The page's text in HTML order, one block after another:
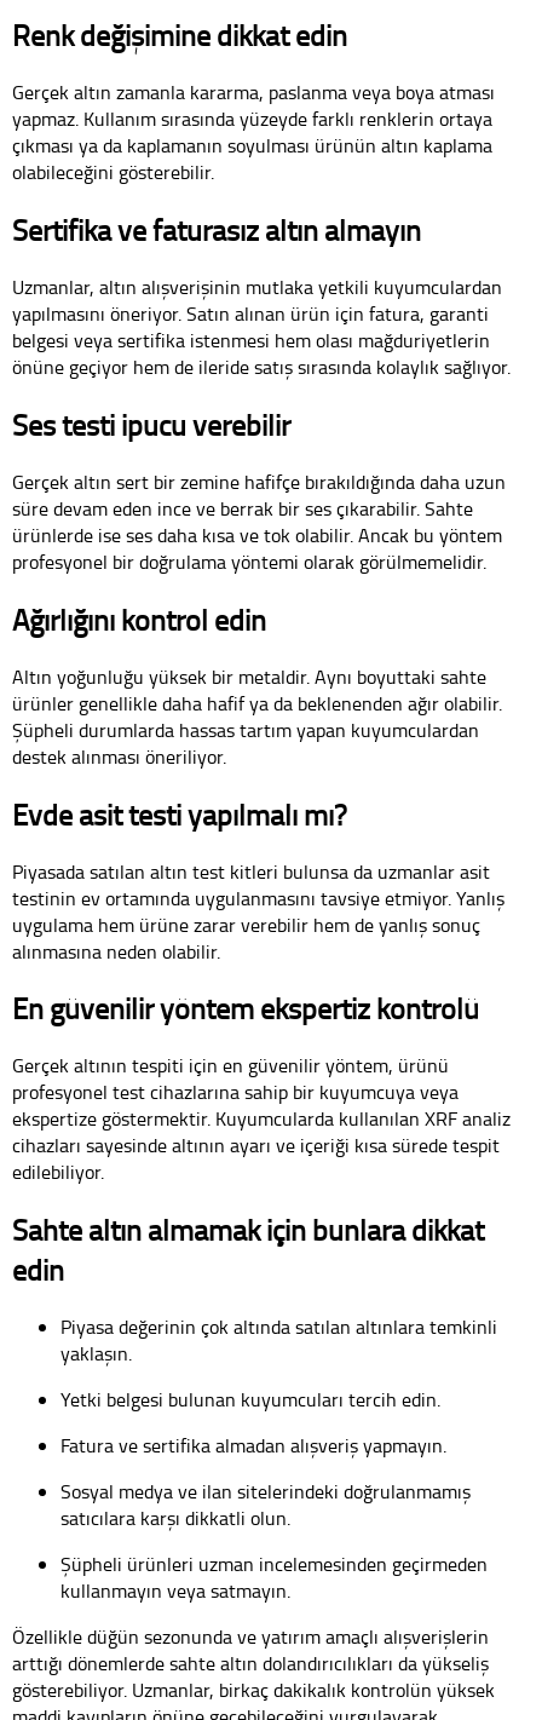
Renk değişimine dikkat edin
Gerçek altın zamanla kararma, paslanma veya boya atması
yapmaz. Kullanım sırasında yüzeyde farklı renklerin ortaya
çıkması ya da kaplamanın soyulması ürünün altın kaplama
olabileceğini gösterebilir.
Sertifika ve faturasız altın almayın
Uzmanlar, altın alışverişinin mutlaka yetkili kuyumculardan
yapılmasını öneriyor. Satın alınan ürün için fatura, garanti
belgesi veya sertifika istenmesi hem olası mağduriyetlerin
önüne geçiyor hem de ileride satış sırasında kolaylık sağlıyor.
Ses testi ipucu verebilir
Gerçek altın sert bir zemine hafifçe bırakıldığında daha uzun
süre devam eden ince ve berrak bir ses çıkarabilir. Sahte
ürünlerde ise ses daha kısa ve tok olabilir. Ancak bu yöntem
profesyonel bir doğrulama yöntemi olarak görülmemelidir.
Ağırlığını kontrol edin
Altın yoğunluğu yüksek bir metaldir. Aynı boyuttaki sahte
ürünler genellikle daha hafif ya da beklenenden ağır olabilir.
Şüpheli durumlarda hassas tartım yapan kuyumculardan
destek alınması öneriliyor.
Evde asit testi yapılmalı mı?
Piyasada satılan altın test kitleri bulunsa da uzmanlar asit
testinin ev ortamında uygulanmasını tavsiye etmiyor. Yanlış
uygulama hem ürüne zarar verebilir hem de yanlış sonuç
alınmasına neden olabilir.
En güvenilir yöntem ekspertiz kontrolü
Gerçek altının tespiti için en güvenilir yöntem, ürünü
profesyonel test cihazlarına sahip bir kuyumcuya veya
ekspertize göstermektir. Kuyumcularda kullanılan XRF analiz
cihazları sayesinde altının ayarı ve içeriği kısa sürede tespit
edilebiliyor.
Sahte altın almamak için bunlara dikkat
edin
Piyasa değerinin çok altında satılan altınlara temkinli
yaklaşın.
Yetki belgesi bulunan kuyumcuları tercih edin.
Fatura ve sertifika almadan alışveriş yapmayın.
Sosyal medya ve ilan sitelerindeki doğrulanmamış
satıcılara karşı dikkatli olun.
Şüpheli ürünleri uzman incelemesinden geçirmeden
kullanmayın veya satmayın.
Özellikle düğün sezonunda ve yatırım amaçlı alışverişlerin
arttığı dönemlerde sahte altın dolandırıcılıkları da yükseliş
gösterebiliyor. Uzmanlar, birkaç dakikalık kontrolün yüksek